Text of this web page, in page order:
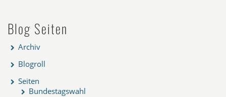
Blog Seiten
Archiv
Blogroll
Seiten
Bundestagswahl